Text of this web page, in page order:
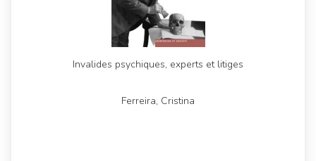
Invalides psychiques, experts et litiges
Ferreira, Cristina